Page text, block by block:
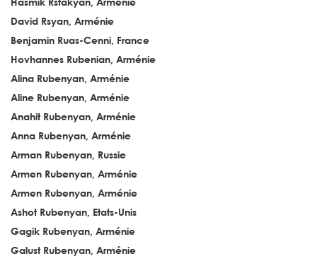
David Rsyan, Arménie
Benjamin Ruas-Cenni, France
Hovhannes Rubenian, Arménie
Alina Rubenyan, Arménie
Aline Rubenyan, Arménie
Anahit Rubenyan, Arménie
Anna Rubenyan, Arménie
Arman Rubenyan, Russie
Armen Rubenyan, Arménie
Armen Rubenyan, Arménie
Ashot Rubenyan, Etats-Unis
Gagik Rubenyan, Arménie
Galust Rubenyan, Arménie